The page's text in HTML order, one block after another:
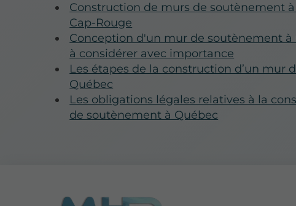
Construction de murs de soutènement à
Cap-Rouge
Conception d'un mur de soutènement à
à considérer avec importance
Les étapes de la construction d’un mur
Québec
Les obligations légales relatives à la
de soutènement à Québec